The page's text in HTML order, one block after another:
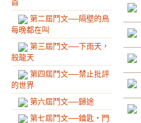
首
第二屆鬥文──隔壁的鳥
每晚都在叫
第三屆鬥文──下雨天，
殺龍天
第四屆鬥文──禁止批評
的世界
第六屆鬥文──歸途
第七屆鬥文──鑰匙‧門